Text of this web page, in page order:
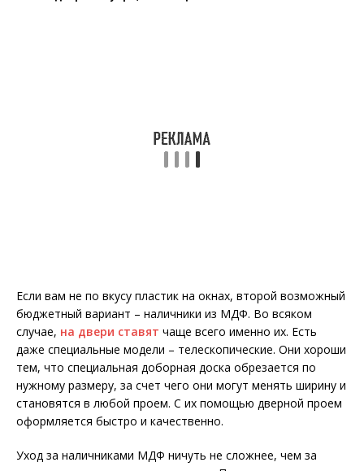
Если вам не по вкусу пластик на окнах, второй возможный
бюджетный вариант – наличники из МДФ. Во всяком
случае, на двери ставят чаще всего именно их. Есть
даже специальные модели – телескопические. Они хороши
тем, что специальная доборная доска обрезается по
нужному размеру, за счет чего они могут менять ширину и
становятся в любой проем. С их помощью дверной проем
оформляется быстро и качественно.
Уход за наличниками МДФ ничуть не сложнее, чем за